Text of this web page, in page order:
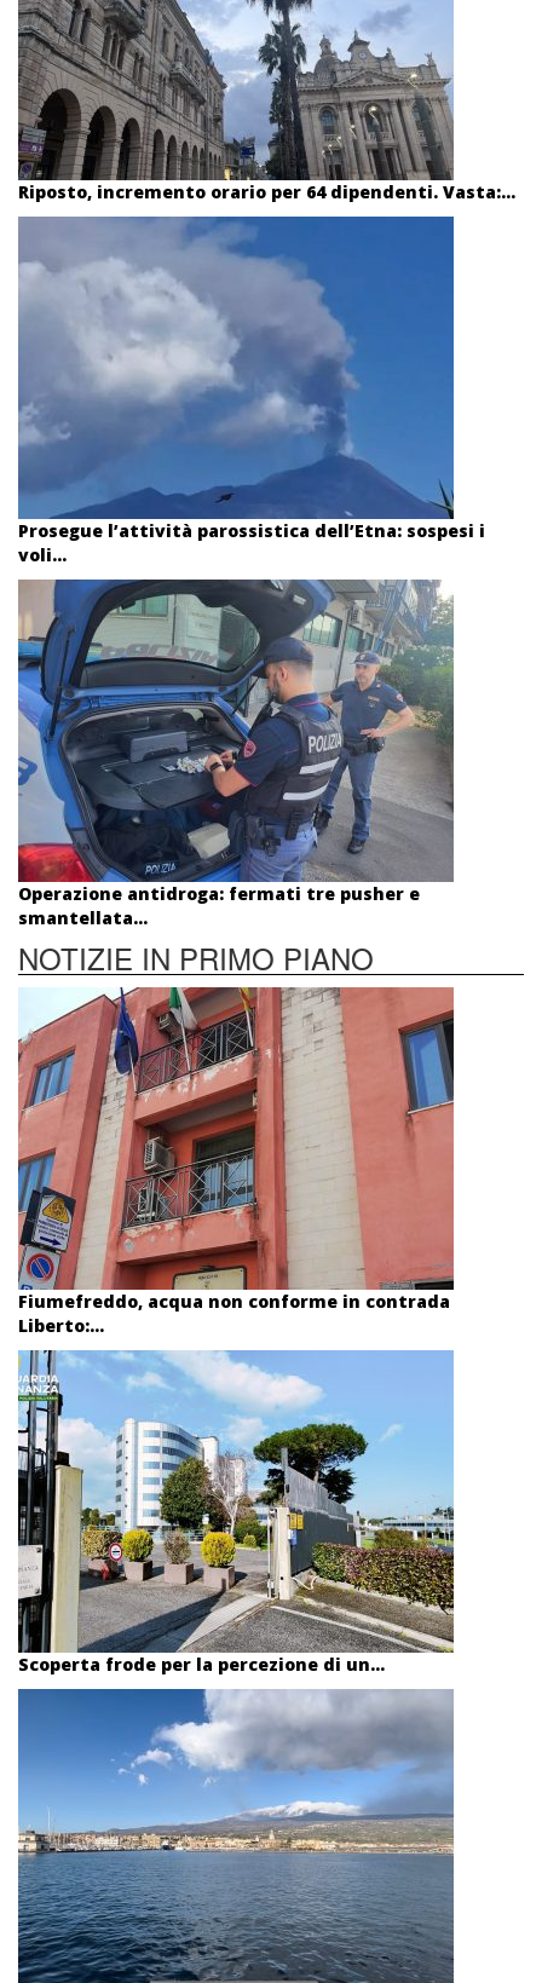
Riposto, incremento orario per 64 dipendenti. Vasta:...
Prosegue l’attività parossistica dell’Etna: sospesi i
voli...
Operazione antidroga: fermati tre pusher e
smantellata...
NOTIZIE IN PRIMO PIANO
Fiumefreddo, acqua non conforme in contrada
Liberto:...
Scoperta frode per la percezione di un...